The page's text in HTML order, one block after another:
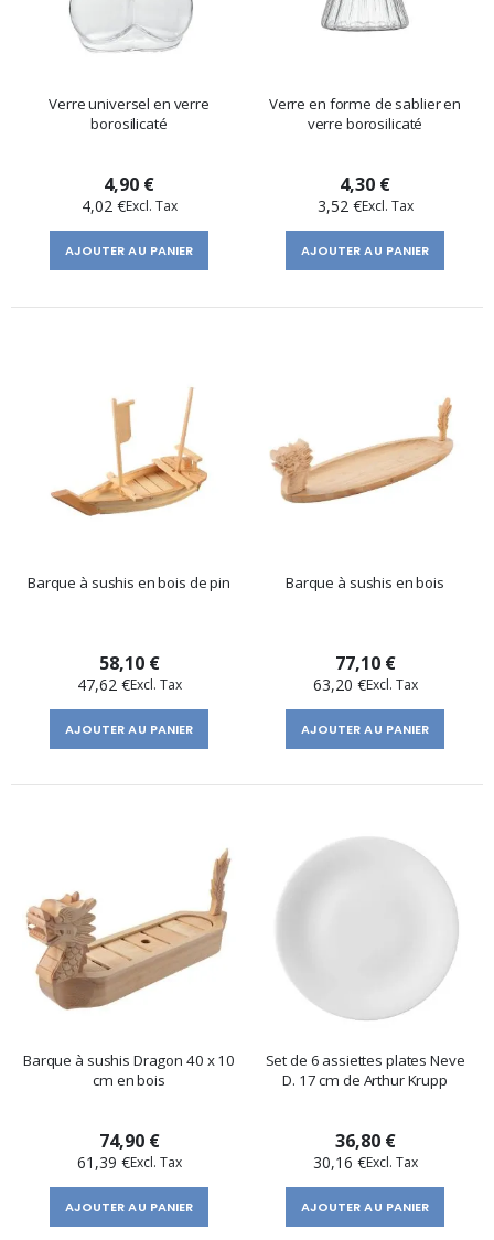
Verre universel en verre
borosilicaté
4,90 €
4,02 €
AJOUTER AU PANIER
Verre en forme de sablier en
verre borosilicaté
4,30 €
3,52 €
AJOUTER AU PANIER
Barque à sushis en bois de pin
58,10 €
47,62 €
AJOUTER AU PANIER
Barque à sushis en bois
77,10 €
63,20 €
AJOUTER AU PANIER
Barque à sushis Dragon 40 x 10
cm en bois
74,90 €
61,39 €
AJOUTER AU PANIER
Set de 6 assiettes plates Neve
D. 17 cm de Arthur Krupp
36,80 €
30,16 €
AJOUTER AU PANIER